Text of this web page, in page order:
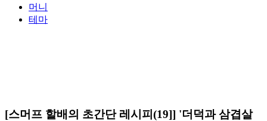
머니
테마
[스머프 할배의 초간단 레시피(19]] '더덕과 삼겹살